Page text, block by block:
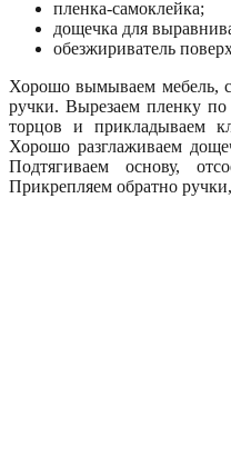
пленка-самоклейка;
дощечка для
обезжириватель
Хорошо вымываем мебель,
ручки. Вырезаем пленку
торцов и прикладываем
Хорошо разглаживаем
Подтягиваем основу,
Прикрепляем обратно